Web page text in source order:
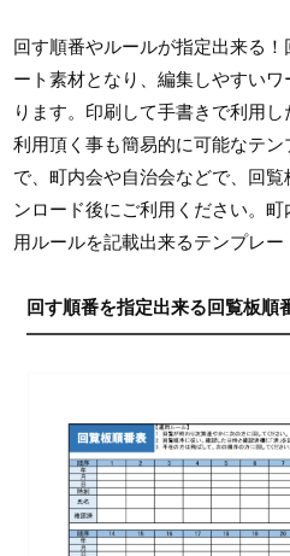
回す順番やルールが指定出来る
ート素材となり、編集しやすい
ります。印刷して手書きで利用
利用頂く事も簡易的に可能なテ
で、町内会や自治会などで、回
ンロード後にご利用ください。
用ルールを記載出来るテンプレー
回す順番を指定出来る回覧板順